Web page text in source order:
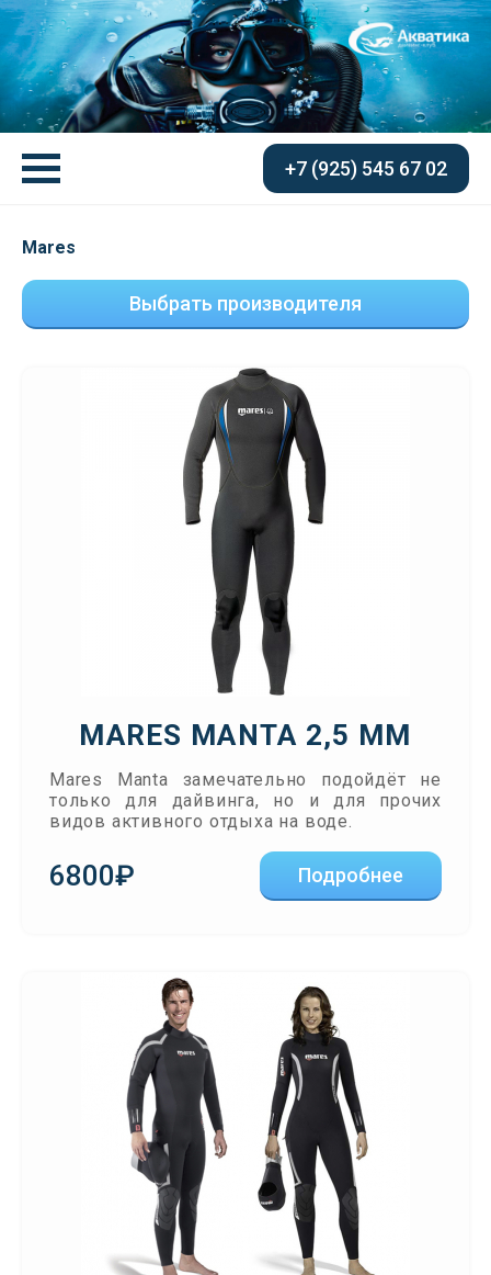
+7 (925) 545 67 02
Mares
Выбрать производителя
MARES MANTA 2,5 ММ
Mares Manta замечательно подойдёт не
только для дайвинга, но и для прочих
видов активного отдыха на воде.
6800₽ Подробнее